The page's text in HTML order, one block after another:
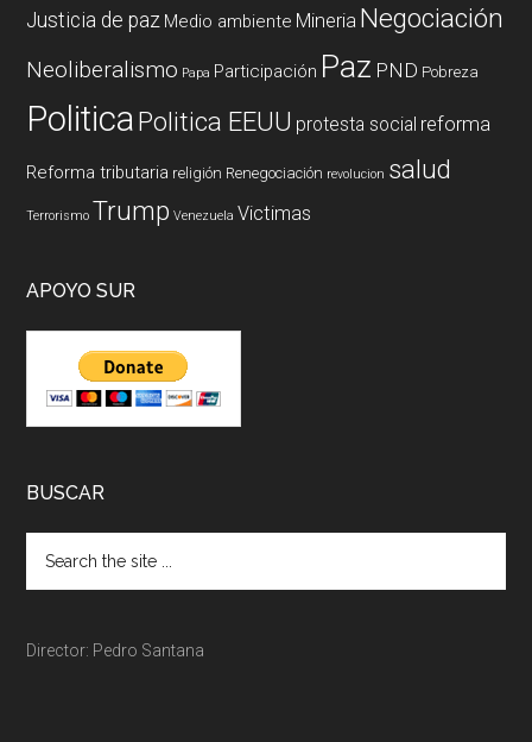
Justicia de paz Medio ambiente Mineria Negociación
Neoliberalismo Papa Participación Paz PND Pobreza
PoliticaPolitica EEUU protesta social reforma
Reforma tributaria religión Renegociación revolucion salud
Terrorismo Trump Venezuela Victimas
APOYO SUR
BUSCAR
Director: Pedro Santana